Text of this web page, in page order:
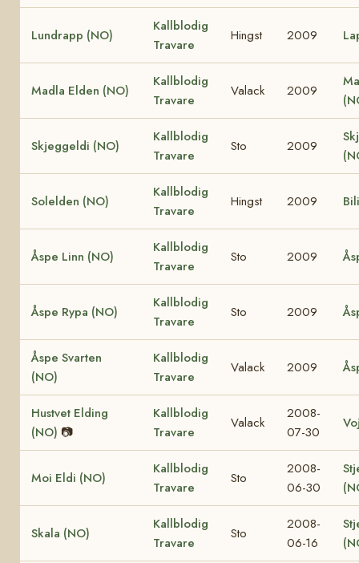
Lundrapp (NO)
Kallblodig
Travare
Hingst 2009
Madla Elden (NO)
Kallblodig
Travare
Valack 2009
Skjeggeldi (NO)
Kallblodig
Travare
Sto 2009
Solelden (NO)
Kallblodig
Travare
Hingst 2009
Åspe Linn (NO)
Kallblodig
Travare
Sto 2009
Åspe Rypa (NO)
Kallblodig
Travare
Sto 2009
Åspe Svarten
(NO)
Kallblodig
Travare
Valack 2009
Hustvet Elding
(NO) 📷
Kallblodig
Travare
Valack
2008-
07-30
Moi Eldi (NO)
Kallblodig
Travare
Sto
2008-
06-30
Skala (NO)
Kallblodig
Travare
Sto
2008-
06-16